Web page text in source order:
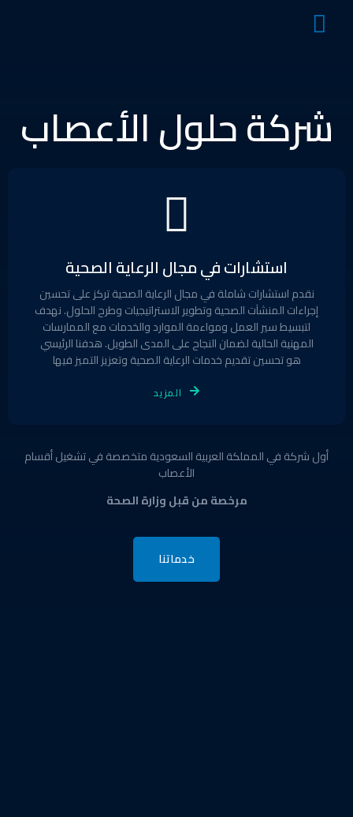
شركة حلول الأعصاب
استشارات في مجال الرعاية الصحية
نقدم استشارات شاملة في مجال الرعاية الصحية تركز على تحسين
إجراءات المنشآت الصحية وتطوير الاستراتيجيات وطرح الحلول. نهدف
لتبسيط سير العمل ومواءمة الموارد والخدمات مع الممارسات
المهنية الحالية لضمان النجاح على المدى الطويل. هدفنا الرئيسي
هو تحسين تقديم خدمات الرعاية الصحية وتعزيز التميز فيها
المزيد
أول شركة في المملكة العربية السعودية متخصصة في تشغيل أقسام
الأعصاب
مرخصة من قبل وزارة الصحة
خدماتنا